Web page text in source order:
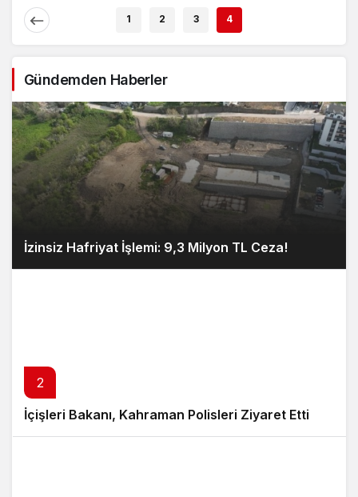
Açıklaması
1 2 3 4
Gündemden Haberler
İzinsiz Hafriyat İşlemi: 9,3 Milyon TL Ceza!
2
İçişleri Bakanı, Kahraman Polisleri Ziyaret Etti